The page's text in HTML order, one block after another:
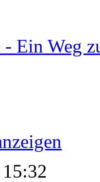
- Ein Weg
15:32